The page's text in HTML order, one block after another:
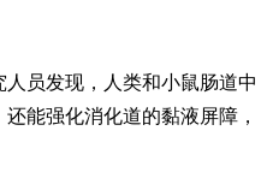
员发现，人类和小鼠肠道中
能强化消化道的黏液屏障，